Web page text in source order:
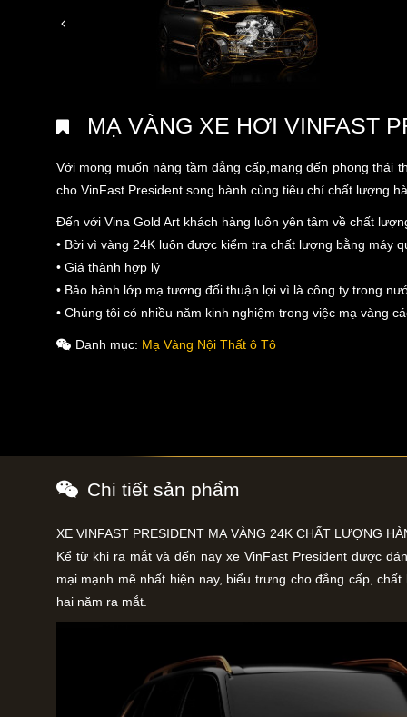
MẠ VÀNG XE HƠI VINFAST
Với mong muốn nâng tầm đẳng cấp,mang đến phong thái
cho VinFast President song hành cùng tiêu chí chất lượng
Đến với Vina Gold Art khách hàng luôn yên tâm về chất
• Bời vì vàng 24K luôn được kiểm tra chất lượng bằng máy
• Giá thành hợp lý
• Bảo hành lớp mạ tương đối thuận lợi vì là công ty trong
• Chúng tôi có nhiều năm kinh nghiệm trong việc mạ vàng
Danh mục: Mạ Vàng Nội Thất ô Tô
Chi tiết sản phẩm
XE VINFAST PRESIDENT MẠ VÀNG 24K CHẤT LƯỢNG
Kể từ khi ra mắt và đến nay xe VinFast President được
mại mạnh mẽ nhất hiện nay, biểu trưng cho đẳng cấp,
hai năm ra mắt.